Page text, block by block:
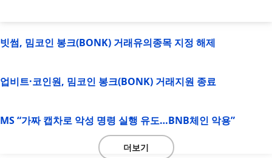
빗썸, 밈코인 봉크(BONK) 거래유의종목 지정 해제
업비트·코인원, 밈코인 봉크(BONK) 거래지원 종료
MS “가짜 캡차로 악성 명령 실행 유도…BNB체인 악용”
더보기